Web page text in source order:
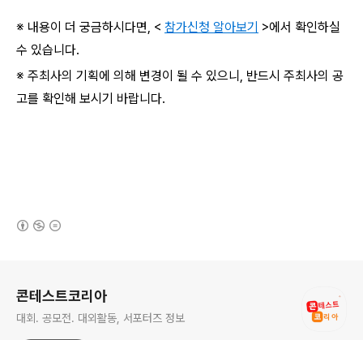
※ 내용이 더 궁금하시다면, < 참가신청 알아보기 >에서 확인하실
수 있습니다.
※ 주최사의 기획에 의해 변경이 될 수 있으니, 반드시 주최사의 공
고를 확인해 보시기 바랍니다.
콘테스트코리아
대회. 공모전. 대외활동, 서포터즈 정보